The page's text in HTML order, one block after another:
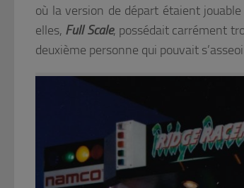
où la version de départ étaient
elles, Full Scale, possédait carrément
deuxième personne qui pouvait